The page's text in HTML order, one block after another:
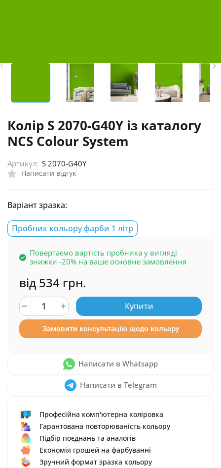
Колір S 2070-G40Y із каталогу
NCS Colour System
Написати відгук
Артикул: S 2070-G40Y
Варіант зразка:
Пробник кольору фарби 1 літр
Повертаємо вартість пробника у вигляді
знижки -20% на ваше основне замовлення
від 534 грн.
Купити
Замовити консультацію щодо кольору
Написати в Whatsapp
Написати в Telegram
Професійна комп'ютерна коліровка
Гарантована повторюваність кольору
Підбір поєднань та аналогів
Економія грошей на фарбуванні
Зручний формат зразка кольору